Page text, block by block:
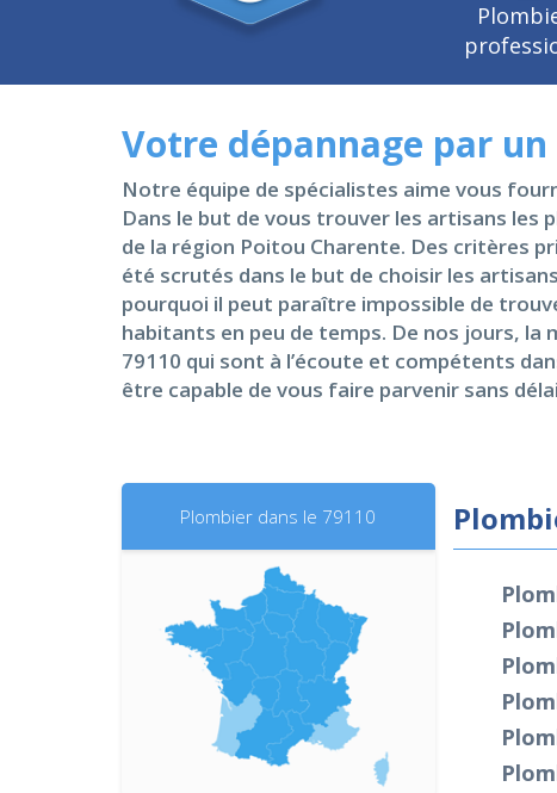
Votre dépannage par
Notre équipe de spécialistes aime vous
Dans le but de vous trouver les artisans les
de la région Poitou Charente. Des critères
été scrutés dans le but de choisir les
pourquoi il peut paraître impossible de
habitants en peu de temps. De nos jours, la
79110 qui sont à l’écoute et compétents
être capable de vous faire parvenir sans
Plombier dans le 79110